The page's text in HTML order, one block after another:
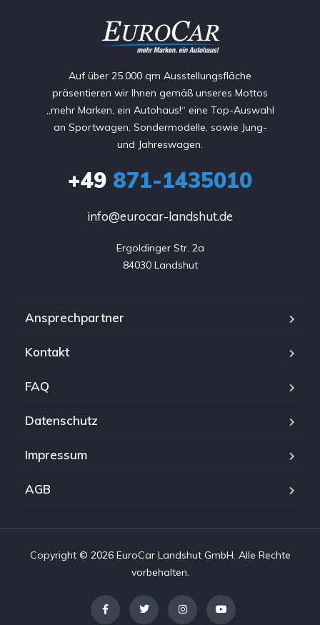
Auf über 25.000 qm Ausstellungsfläche
präsentieren wir Ihnen gemäß unseres Mottos
„mehr Marken, ein Autohaus!“ eine Top-Auswahl
an Sportwagen, Sondermodelle, sowie Jung-
und Jahreswagen.
+49 871-1435010
info@eurocar-landshut.de
Ergoldinger Str. 2a
84030 Landshut
Ansprechpartner
Kontakt
FAQ
Datenschutz
Impressum
AGB
Copyright © 2026 EuroCar Landshut GmbH. Alle Rechte
vorbehalten.